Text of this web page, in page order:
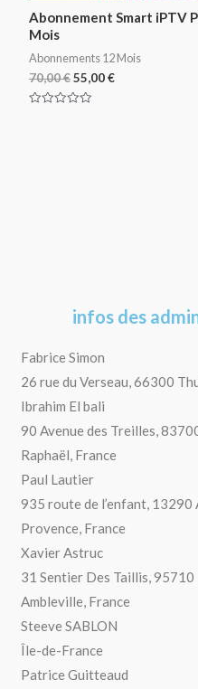
Abonnement Smart iPTV
Mois
Abonnements 12 Mois
70,00€55,00€
infos des
Fabrice Simon
26 rue du Verseau, 66300
Ibrahim El bali
90 Avenue des Treilles,
Raphaël, France
Paul Lautier
935 route de l’enfant, 13290
Provence, France
Xavier Astruc
31 Sentier Des Taillis, 95710
Ambleville, France
Steeve SABLON
Île-de-France
Patrice Guitteaud